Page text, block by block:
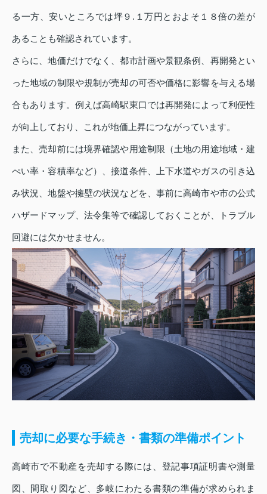
る一方、安いところでは坪９.１万円とおよそ１８倍の差が
あることも確認されています。
さらに、地価だけでなく、都市計画や景観条例、再開発とい
った地域の制限や規制が売却の可否や価格に影響を与える場
合もあります。例えば高崎駅東口では再開発によって利便性
が向上しており、これが地価上昇につながっています。
また、売却前には境界確認や用途制限（土地の用途地域・建
ぺい率・容積率など）、接道条件、上下水道やガスの引き込
み状況、地盤や擁壁の状況などを、事前に高崎市や市の公式
ハザードマップ、法令集等で確認しておくことが、トラブル
回避には欠かせません。
売却に必要な手続き・書類の準備ポイント
高崎市で不動産を売却する際には、登記事項証明書や測量
図、間取り図など、多岐にわたる書類の準備が求められま